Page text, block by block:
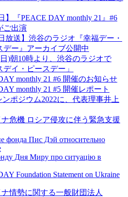
】『PEACE DAY monthly 21』#6
ご出演
放送】渋谷のラジオ『幸福デー・
デー』アーカイブ公開中
)朝10時より、渋谷のラジオで
デイ・ピースデー」
monthly 21 #6 開催のお知らせ
monthly 21 #5 開催レポート
ンポジウム2022に、代表理事井上
ナ危機 ロシア侵攻に伴う緊急支援
фонда Пис Дэй относительно
Дня Миру про ситуацію в
Foundation Statement on Ukraine
情勢に関する一般財団法人